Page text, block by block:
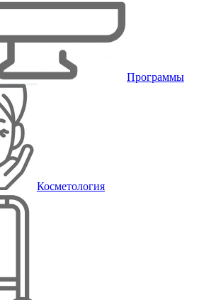
Программы
Косметология